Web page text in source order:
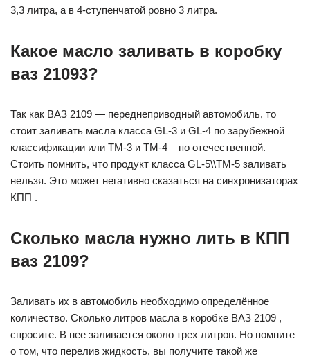
3,3 литра, а в 4-ступенчатой ровно 3 литра.
Какое масло заливать в коробку
ваз 21093?
Так как ВАЗ 2109 — переднеприводный автомобиль, то
стоит заливать масла класса GL-3 и GL-4 по зарубежной
классификации или ТМ-3 и ТМ-4 – по отечественной.
Стоить помнить, что продукт класса GL-5\\ТМ-5 заливать
нельзя. Это может негативно сказаться на синхронизаторах
КПП .
Сколько масла нужно лить в КПП
ваз 2109?
Заливать их в автомобиль необходимо определённое
количество. Сколько литров масла в коробке ВАЗ 2109 ,
спросите. В нее заливается около трех литров. Но помните
о том, что перелив жидкость, вы получите такой же